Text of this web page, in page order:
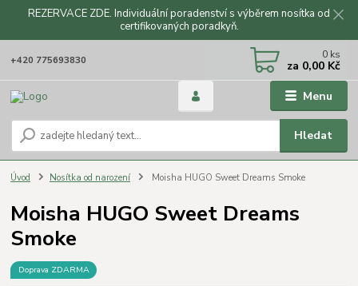
REZERVACE ZDE. Individuální poradenství s výběrem nosítka od
certifikovaných poradkyň.
Menu
Hledat
+420 775693830 0 ks
za 0,00 Kč
Úvod Nosítka od narození Moisha HUGO Sweet Dreams Smoke
Moisha HUGO Sweet Dreams
Smoke
Doprava ZDARMA